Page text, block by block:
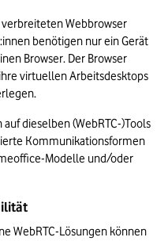
Webbrowser
benötigen nur ein Gerät
Browser. Der Browser
virtuellen Arbeitsdesktops
dieselben (WebRTC-)Tools
Kommunikationsformen
WebRTC-Lösungen können